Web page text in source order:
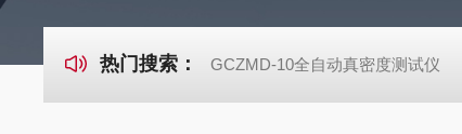
热门搜索： GCZMD-10全自动真密度测试仪